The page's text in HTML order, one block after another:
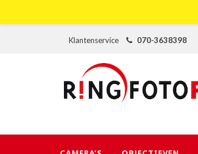
Klantenservice 070-3638398